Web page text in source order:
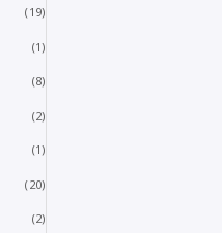
19
1
8
2
1
20
2